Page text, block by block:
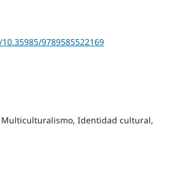
9789585522169
Multiculturalismo, Identidad cultural,